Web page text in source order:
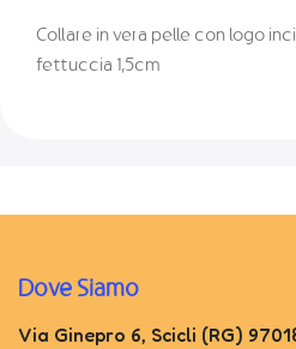
Collare in vera pelle con logo
fettuccia 1,5cm
Dove Siamo
Via Ginepro 6, Scicli (RG)